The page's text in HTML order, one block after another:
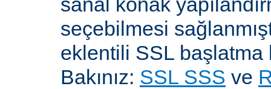
seçebilmesi
eklentili SSL
Bakınız: SSL SSS ve